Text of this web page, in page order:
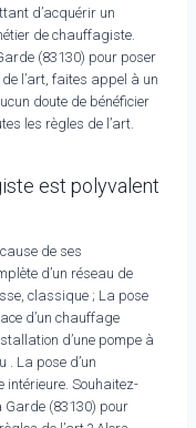
d’acquérir un
de chauffagiste.
(83130) pour poser
l’art, faites appel à un
doute de bénéficier
les règles de l’art.
est polyvalent
de ses
d’un réseau de
classique ; La pose
d’un chauffage
d’une pompe à
. La pose d’un
Souhaitez-
Garde (83130) pour